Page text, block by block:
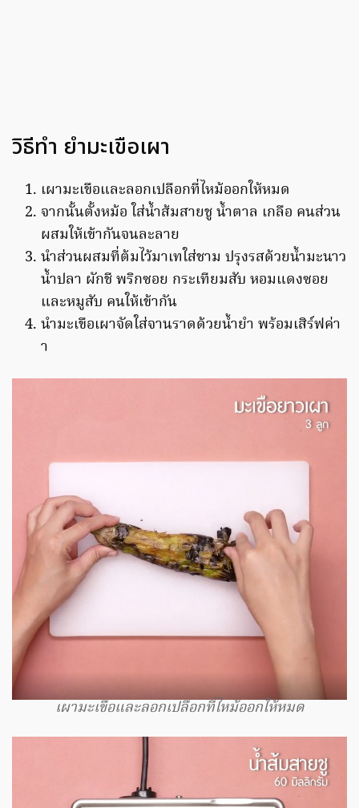
วิธีทำ ยำมะเขือเผา
เผามะเขือและลอกเปลือกที่ไหม้ออกให้หมด
จากนั้นตั้งหม้อ ใส่น้ำส้มสายชู น้ำตาล เกลือ คนส่วน
ผสมให้เข้ากันจนละลาย
นำส่วนผสมที่ต้มไว้มาเทใส่ชาม ปรุงรสด้วยน้ำมะนาว
น้ำปลา ผักชี พริกซอย กระเทียมสับ หอมแดงซอย
และหมูสับ คนให้เข้ากัน
นำมะเขือเผาจัดใส่จานราดด้วยน้ำยำ พร้อมเสิร์ฟค่า
า
เผามะเขือและลอกเปลือกที่ไหม้ออกให้หมด